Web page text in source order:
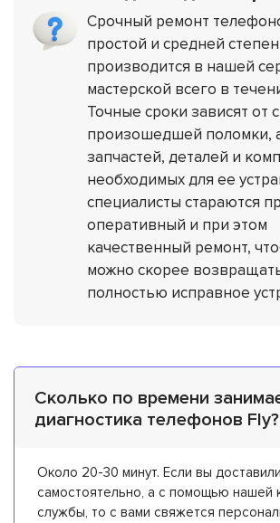
Срочный ремонт
простой и средней
производится в нашей
мастерской всего в
Точные сроки зависят от
произошедшей поломки,
запчастей, деталей и
необходимых для ее
специалисты стараются
оперативный и при этом
качественный ремонт,
можно скорее
полностью исправное
Сколько по времени
диагностика телефонов Fly?
Около 20-30 минут. Если вы
самостоятельно, а с помощью нашей
службы, то с вами свяжется